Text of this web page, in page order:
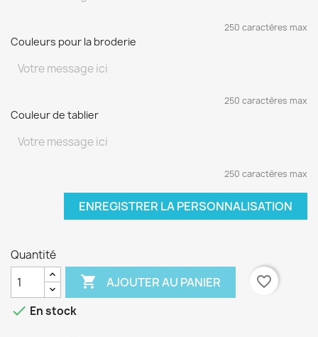
250 caractères max
Couleurs pour la broderie
250 caractères max
Couleur de tablier
250 caractères max
ENREGISTRER LA PERSONNALISATION
Quantité
 AJOUTER AU PANIER
favorite_border
 En stock